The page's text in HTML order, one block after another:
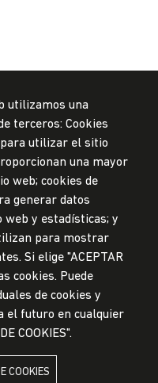
utilizamos una
terceros: Cookies
para utilizar el sitio
una mayor
web; cookies de
generar datos
web y estadísticas; y
para mostrar
Si elige "ACEPTAR
cookies. Puede
de cookies y
el futuro en cualquier
COOKIES".
COOKIES